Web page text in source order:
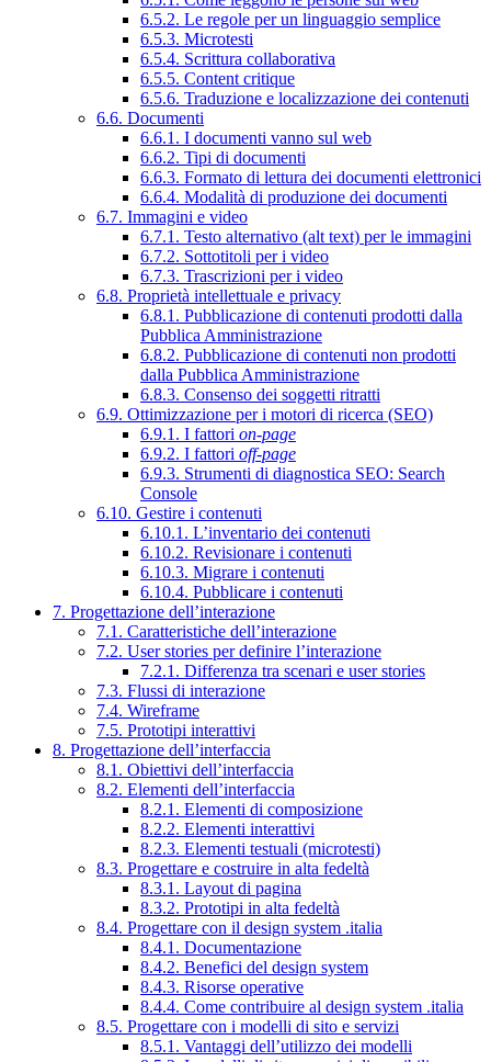
6.5.2. Le regole per un linguaggio semplice
6.5.3. Microtesti
6.5.4. Scrittura collaborativa
6.5.5. Content critique
6.5.6. Traduzione e localizzazione dei contenuti
6.6. Documenti
6.6.1. I documenti vanno sul web
6.6.2. Tipi di documenti
6.6.3. Formato di lettura dei documenti elettronici
6.6.4. Modalità di produzione dei documenti
6.7. Immagini e video
6.7.1. Testo alternativo (alt text) per le immagini
6.7.2. Sottotitoli per i video
6.7.3. Trascrizioni per i video
6.8. Proprietà intellettuale e privacy
6.8.1. Pubblicazione di contenuti prodotti dalla
Pubblica Amministrazione
6.8.2. Pubblicazione di contenuti non prodotti
dalla Pubblica Amministrazione
6.8.3. Consenso dei soggetti ritratti
6.9. Ottimizzazione per i motori di ricerca (SEO)
6.9.1. I fattori on-page
6.9.2. I fattori off-page
6.9.3. Strumenti di diagnostica SEO: Search
Console
6.10. Gestire i contenuti
6.10.1. L’inventario dei contenuti
6.10.2. Revisionare i contenuti
6.10.3. Migrare i contenuti
6.10.4. Pubblicare i contenuti
7. Progettazione dell’interazione
7.1. Caratteristiche dell’interazione
7.2. User stories per definire l’interazione
7.2.1. Differenza tra scenari e user stories
7.3. Flussi di interazione
7.4. Wireframe
7.5. Prototipi interattivi
8. Progettazione dell’interfaccia
8.1. Obiettivi dell’interfaccia
8.2. Elementi dell’interfaccia
8.2.1. Elementi di composizione
8.2.2. Elementi interattivi
8.2.3. Elementi testuali (microtesti)
8.3. Progettare e costruire in alta fedeltà
8.3.1. Layout di pagina
8.3.2. Prototipi in alta fedeltà
8.4. Progettare con il design system .italia
8.4.1. Documentazione
8.4.2. Benefici del design system
8.4.3. Risorse operative
8.4.4. Come contribuire al design system .italia
8.5. Progettare con i modelli di sito e servizi
8.5.1. Vantaggi dell’utilizzo dei modelli